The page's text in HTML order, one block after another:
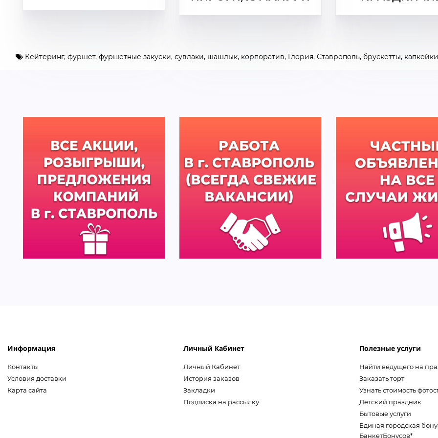
Кейтеринг, фуршет, фуршетные закуски, сувлаки, шашлык, корпоратив, Глория, Ставрополь, брускетты, капкейки
Информация
Контакты
Условия доставки
Карта сайта
Личный Кабинет
Личный Кабинет
История заказов
Закладки
Подписка на рассылку
Полезные услуги
Найти ведущего на
Заказать торт
Узнать стоимость
Детский праздник
Бытовые услуги
Единая городская
БанкетБонусов*